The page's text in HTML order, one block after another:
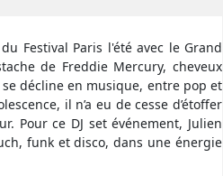
Festival Paris l'été avec le Grand
de Freddie Mercury, cheveux
décline en musique, entre pop et
il n’a eu de cesse d’étoffer
Pour ce DJ set événement, Julien
funk et disco, dans une énergie